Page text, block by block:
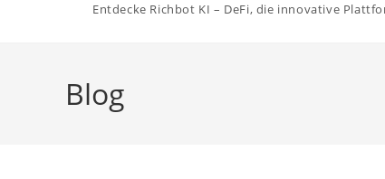
Entdecke Richbot KI – DeFi, die innovative
Blog